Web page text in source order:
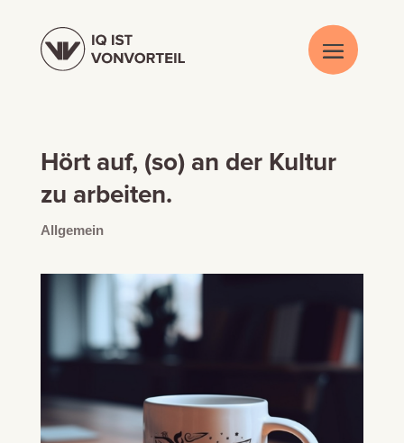
Hört auf, (so) an der Kultur
zu arbeiten.
Allgemein